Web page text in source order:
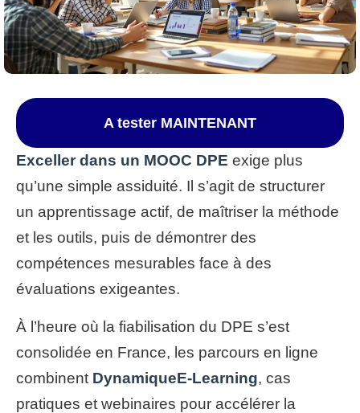
A tester MAINTENANT
Exceller dans un MOOC DPE exige plus
qu’une simple assiduité. Il s’agit de structurer
un apprentissage actif, de maîtriser la méthode
et les outils, puis de démontrer des
compétences mesurables face à des
évaluations exigeantes.
À l’heure où la fiabilisation du DPE s’est
consolidée en France, les parcours en ligne
combinent DynamiqueE-Learning, cas
pratiques et webinaires pour accélérer la